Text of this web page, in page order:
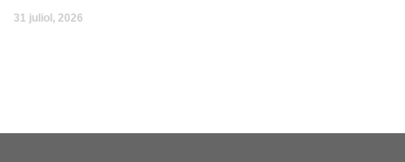
31 juliol, 2026